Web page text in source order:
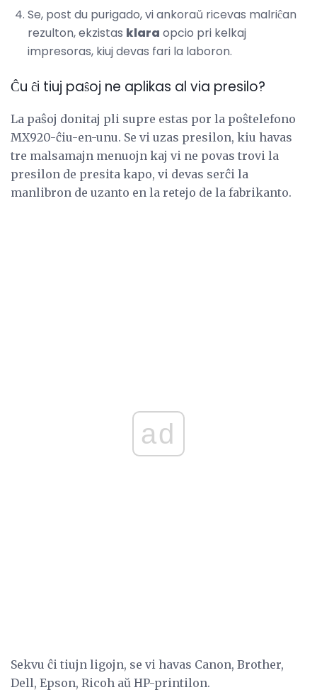
Se, post du purigado, vi ankoraŭ ricevas malriĉan
rezulton, ekzistas klara opcio pri kelkaj
impresoras, kiuj devas fari la laboron.
Ĉu ĉi tiuj paŝoj ne aplikas al via presilo?
La paŝoj donitaj pli supre estas por la poŝtelefono
MX920-ĉiu-en-unu. Se vi uzas presilon, kiu havas
tre malsamajn menuojn kaj vi ne povas trovi la
presilon de presita kapo, vi devas serĉi la
manlibron de uzanto en la retejo de la fabrikanto.
ad
Sekvu ĉi tiujn ligojn, se vi havas Canon, Brother,
Dell, Epson, Ricoh aŭ HP-printilon.